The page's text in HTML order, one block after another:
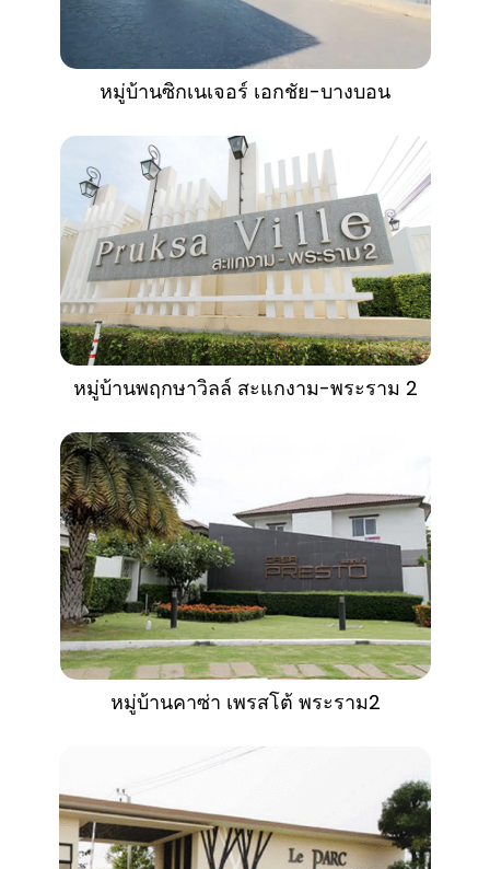
หมู่บ้านซิกเนเจอร์ เอกชัย-บางบอน
หมู่บ้านพฤกษาวิลล์ สะแกงาม-พระราม 2
หมู่บ้านคาซ่า เพรสโต้ พระราม2